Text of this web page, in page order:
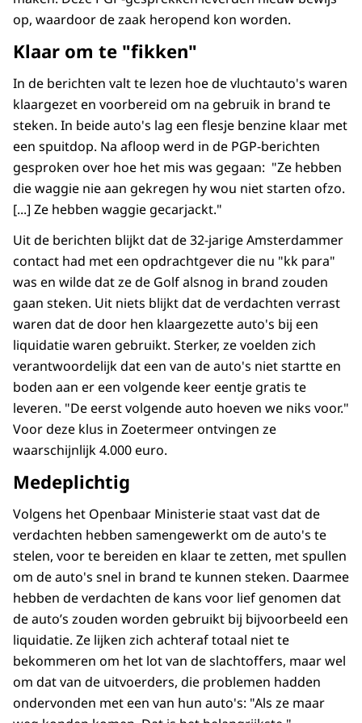
op, waardoor de zaak heropend kon worden.
Klaar om te "fikken"
In de berichten valt te lezen hoe de vluchtauto's waren
klaargezet en voorbereid om na gebruik in brand te
steken. In beide auto's lag een flesje benzine klaar met
een spuitdop. Na afloop werd in de PGP-berichten
gesproken over hoe het mis was gegaan: "Ze hebben
die waggie nie aan gekregen hy wou niet starten ofzo.
[...] Ze hebben waggie gecarjackt."
Uit de berichten blijkt dat de 32-jarige Amsterdammer
contact had met een opdrachtgever die nu "kk para"
was en wilde dat ze de Golf alsnog in brand zouden
gaan steken. Uit niets blijkt dat de verdachten verrast
waren dat de door hen klaargezette auto's bij een
liquidatie waren gebruikt. Sterker, ze voelden zich
verantwoordelijk dat een van de auto's niet startte en
boden aan er een volgende keer eentje gratis te
leveren. "De eerst volgende auto hoeven we niks voor."
Voor deze klus in Zoetermeer ontvingen ze
waarschijnlijk 4.000 euro.
Medeplichtig
Volgens het Openbaar Ministerie staat vast dat de
verdachten hebben samengewerkt om de auto's te
stelen, voor te bereiden en klaar te zetten, met spullen
om de auto's snel in brand te kunnen steken. Daarmee
hebben de verdachten de kans voor lief genomen dat
de auto’s zouden worden gebruikt bij bijvoorbeeld een
liquidatie. Ze lijken zich achteraf totaal niet te
bekommeren om het lot van de slachtoffers, maar wel
om dat van de uitvoerders, die problemen hadden
ondervonden met een van hun auto's: "Als ze maar